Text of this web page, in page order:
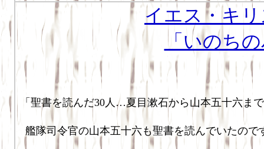
イエス・キ
「いのち
牧師
「聖書を読んだ30人…夏目漱石から山本五十六ま
艦隊司令官の山本五十六も聖書を読んでいたの